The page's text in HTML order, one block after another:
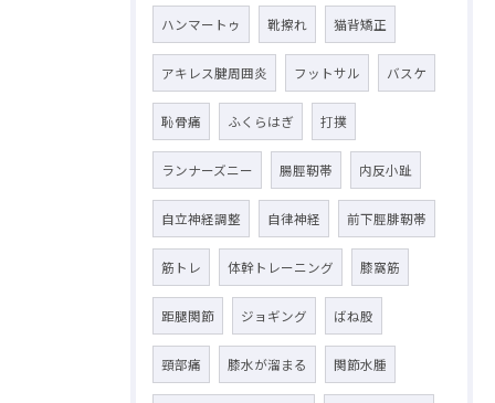
ハンマートゥ 靴擦れ 猫背矯正
アキレス腱周囲炎 フットサル バスケ
恥骨痛 ふくらはぎ 打撲
ランナーズニー 腸脛靭帯 内反小趾
自立神経調整 自律神経 前下脛腓靭帯
筋トレ 体幹トレーニング 膝窩筋
距腿関節 ジョギング ばね股
頸部痛 膝水が溜まる 関節水腫